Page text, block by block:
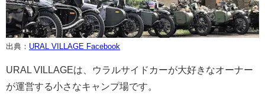
出典： URAL VILLAGE Facebook
URAL VILLAGEは、ウラル​サイドカーが大好きなオーナー
が運営する小さなキャンプ場です。